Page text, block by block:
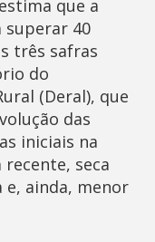
que a
superar 40
três safras
do
(Deral), que
das
iniciais na
seca
ainda, menor